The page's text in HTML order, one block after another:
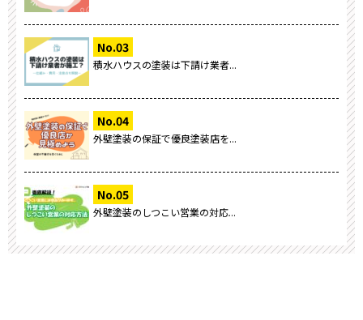
積水ハウスの塗装は下請け業者...
外壁塗装の保証で優良塗装店を...
外壁塗装のしつこい営業の対応...